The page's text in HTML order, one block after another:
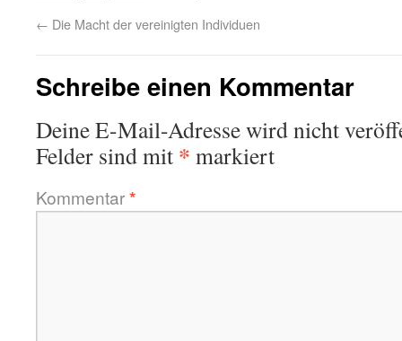
← Die Macht der vereinigten Individuen
Schreibe einen Kommentar
Deine E-Mail-Adresse wird nicht
Felder sind mit * markiert
Kommentar*